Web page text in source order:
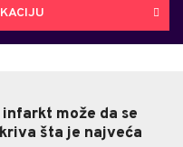
može da se
šta je najveća